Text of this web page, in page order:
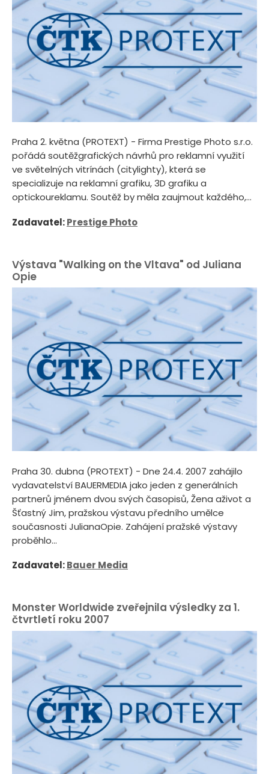
Praha 2. května (PROTEXT) - Firma Prestige Photo s.r.o.
pořádá soutěžgrafických návrhů pro reklamní využití
ve světelných vitrínách (citylighty), která se
specializuje na reklamní grafiku, 3D grafiku a
optickoureklamu. Soutěž by měla zaujmout každého,...
Zadavatel:Prestige Photo
Výstava "Walking on the Vltava" od Juliana
Opie
Praha 30. dubna (PROTEXT) - Dne 24.4. 2007 zahájilo
vydavatelství BAUERMEDIA jako jeden z generálních
partnerů jménem dvou svých časopisů, Žena aživot a
Šťastný Jim, pražskou výstavu předního umělce
současnosti JulianaOpie. Zahájení pražské výstavy
proběhlo...
Zadavatel:Bauer Media
Monster Worldwide zveřejnila výsledky za 1.
čtvrtletí roku 2007